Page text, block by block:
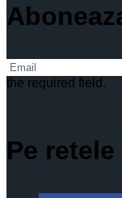
the required field.
Pe